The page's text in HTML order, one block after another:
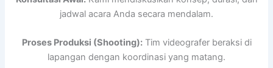
jadwal acara Anda secara mendalam.
Proses Produksi (Shooting):Tim videografer beraksi di
lapangan dengan koordinasi yang matang.